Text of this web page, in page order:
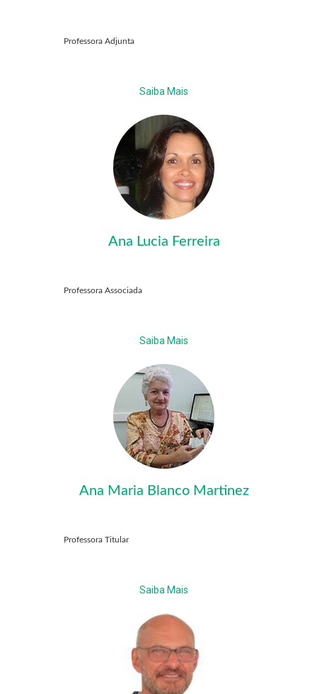
Professora Adjunta
Saiba Mais
Ana Lucia Ferreira
Professora Associada
Saiba Mais
Ana Maria Blanco Martinez
Professora Titular
Saiba Mais